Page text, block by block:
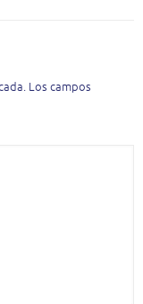
Los campos